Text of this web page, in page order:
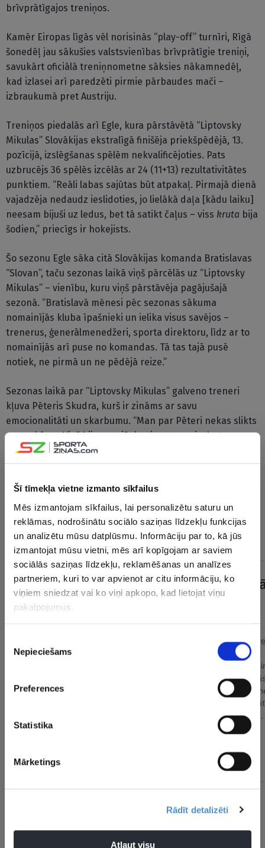
Šī tīmekļa vietne izmanto sīkfailus
Mēs izmantojam sīkfailus, lai personalizētu saturu un
reklāmas, nodrošinātu sociālo saziņas līdzekļu funkcijas
un analizētu mūsu datplūsmu. Informāciju par to, kā jūs
izmantojat mūsu vietni, mēs arī kopīgojam ar saviem
sociālās saziņas līdzekļu, reklamēšanas un analīzes
partneriem, kuri to var apvienot ar citu informāciju, ko
viņiem sniedzat vai ko viņi apkopo, kad lietojat viņu
pakalpojumus.
izvēle
Nepieciešams
Preferences
Statistika
Mārketings
Rādīt detalizēti
Atļaut visu
brīvprātīgajos treniņos.
Kamēr Eiropas līgās vēl norisinās “play-off” turnīri, Rīgā
šonedēļ jau sākušies valstsvienības brīvprātīgie treniņi,
savukārt oficiālā treniņnometne sāksies nākamnedēļ,
kad izlasei arī paredzēti pirmie pārbaudes mači –
izbraukumā pret Austriju.
Treniņos piedalās arī Egle, kura pārstāvētā “Liptovsky
Mikulas” Slovākijas ekstralīgā finišēja priekšpēdējā, 13.
pozīcijā, izslēgšanas spēlēm nekvalificējoties. Pats
uzbrucējs 36 spēlēs izcēlās ar 24 (11+13) rezultativitātes
punktiem. “Reāli labas sajūtas būt atpakaļ. Pirmajā dienā
vajadzēja nedaudz ieslidoties, jo lielākā daļa [kādu laiku]
neesam bijuši uz ledus, bet tā satikt čaļus – viss kruta bija
šodien,” priecīgs ir hokejists.
Šo sezonu Egle sāka citā Slovākijas komanda Bratislavas
“Slovan”, taču sezonas laikā viņš pārcēlās uz “Liptovsky
Mikulas” – vienību, kuru viņš pārstāvēja pagājušajā
sezonā. “Bratislavā mēnesi pēc sezonas sākuma
nomainījās kluba īpašnieki un ielika visus savējos –
trenerus, ģenerālmenedžeri, sporta direktoru, līdz ar to
nomainījās arī puse no komandas. Tā tas tajā pusē
notiek, ne pirmā un ne pēdējā reize.”
Sezonas laikā par “Liptovsky Mikulas” galveno treneri
kļuva Pēteris Skudra, kurš ir zināms ar savu
emocionalitāti un skarbumu. “Man par Pēteri nekas slikts
nav sakāms. Viņš bija specifiska tipa treneris, bet man
attiecības ar viņu bija labas. Žēl, ka kaut kā baigi īsi
sanāca. Bet tas ir hokejs un tas ir bizness, sezona bija
tāda, kāda bija,” saka Egle.
Uzbrucējs izvairījās no atbildes par to, kur viņš pavadīs
nākamo sezonu, taču apstiprināja, ka spēlēs kādā citā,
spēcīgākā līgā.